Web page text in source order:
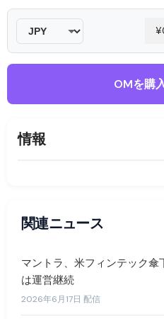
OMを購
情報
関連ニュース
マントラ、米フィンテック
は運営継続
2026年6月17日 配信